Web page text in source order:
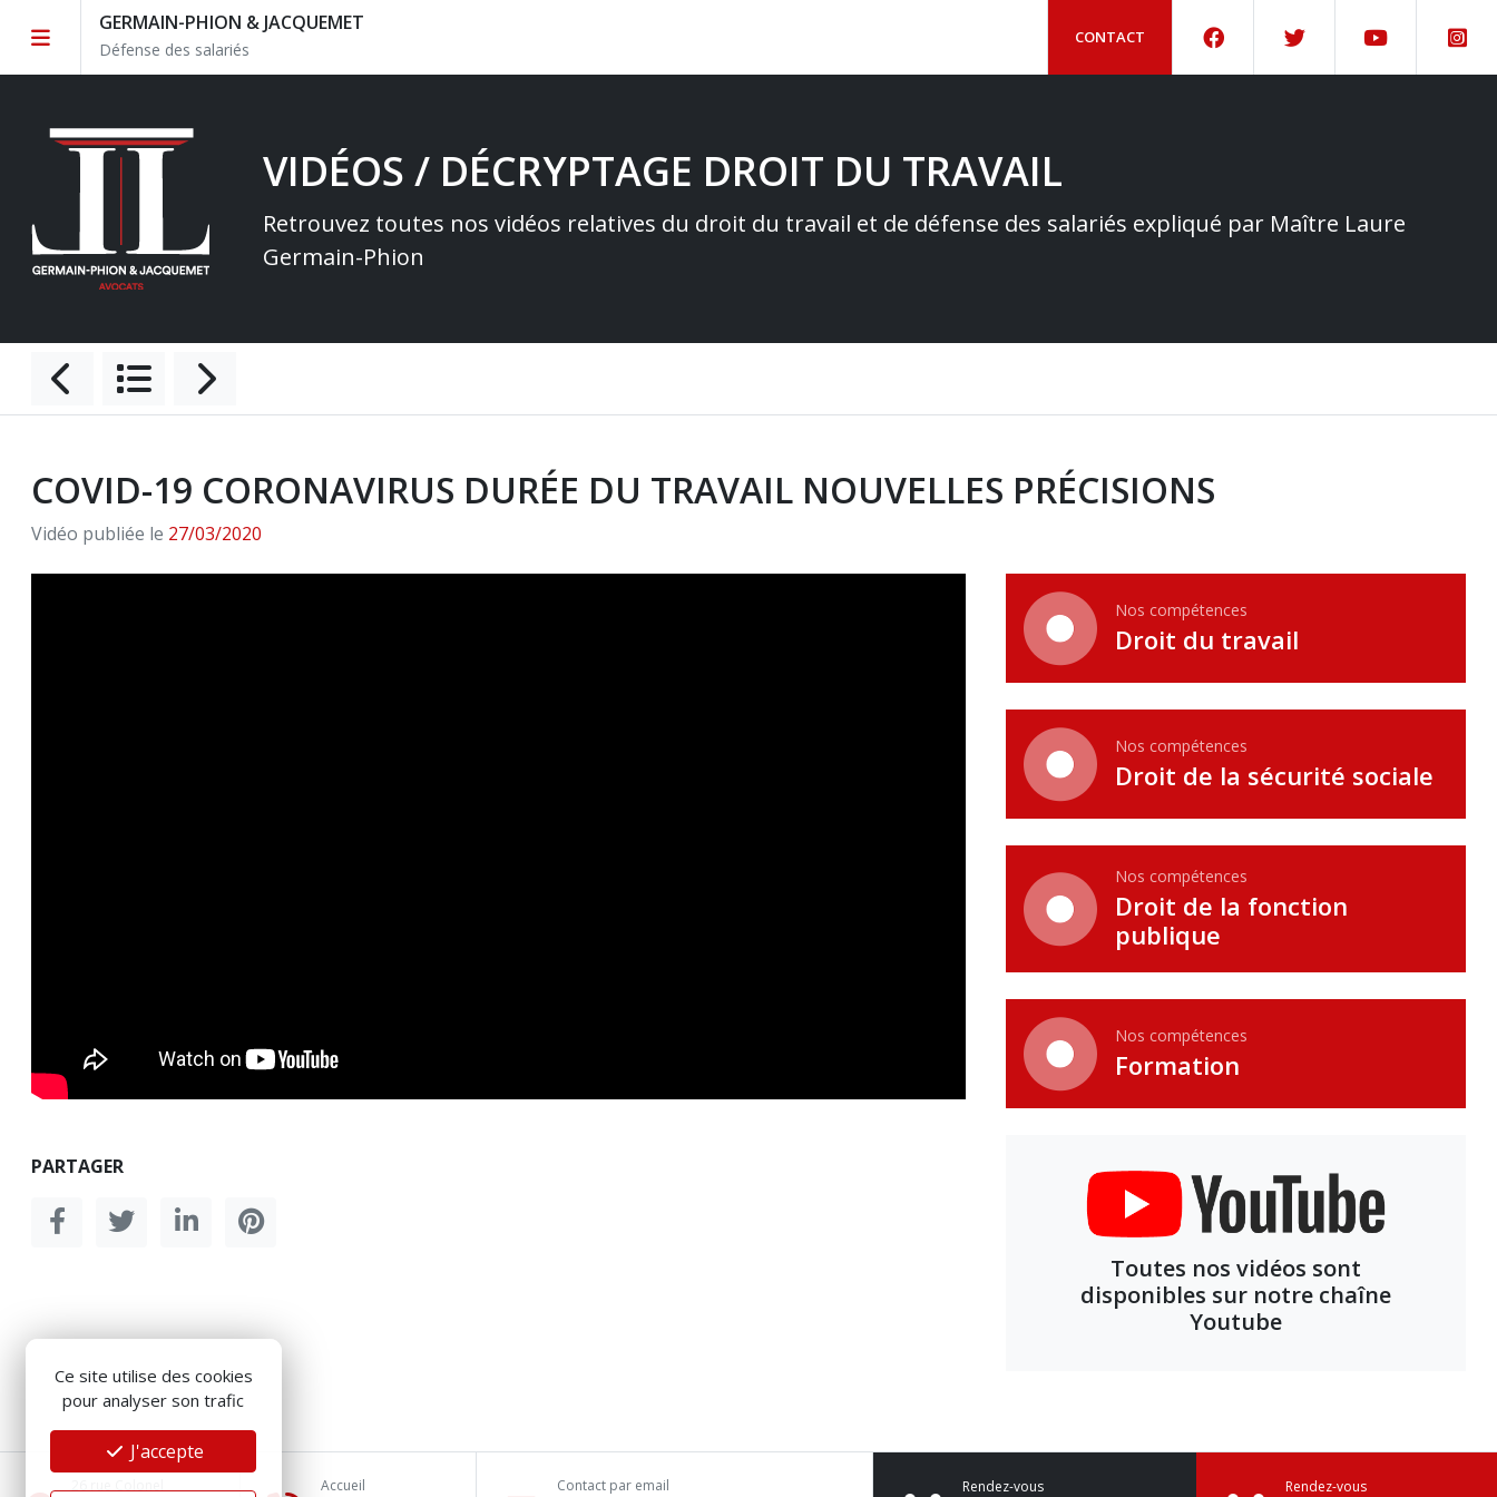
GERMAIN-PHION & JACQUEMET
Défense des salariés
CONTACT
VIDÉOS / DÉCRYPTAGE DROIT DU TRAVAIL
Retrouvez toutes nos vidéos relatives du droit du travail et de défense des salariés expliqué par Maître Laure
Germain-Phion
COVID-19 CORONAVIRUS DURÉE DU TRAVAIL NOUVELLES PRÉCISIONS
Vidéo publiée le 27/03/2020
PARTAGER
Nos compétences
Droit du travail
Nos compétences
Droit de la sécurité sociale
Nos compétences
Droit de la fonction
publique
Nos compétences
Formation
Toutes nos vidéos sont
disponibles sur notre chaîne
Youtube
Accueil Contact par email Rendez-vous Rendez-vous
Ce site utilise des cookies
pour analyser son trafic
J'accepte